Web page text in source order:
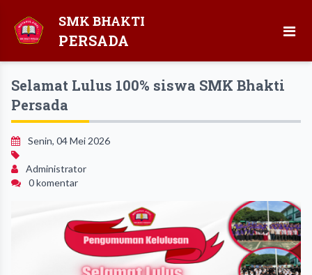
SMK BHAKTI
PERSADA
Selamat Lulus 100% siswa SMK Bhakti
Persada
Senin, 04 Mei 2026
Administrator
0 komentar